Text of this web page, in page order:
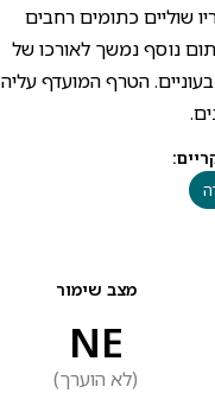
שוליים כתומים רחבים
נוסף נמשך לאורכו של
הטרף המועדף עליה
:
מצב שימור
NE
(לא הוערך)